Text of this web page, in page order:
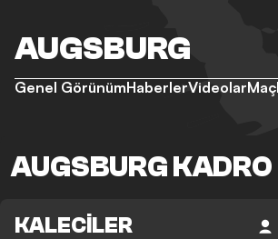
AUGSBURG
Genel GörünümHaberlerVideolar
AUGSBURG KADRO
KALECILER